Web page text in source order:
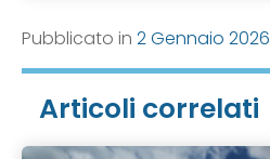
Pubblicato in 2 Gennaio 2026
Articoli correlati